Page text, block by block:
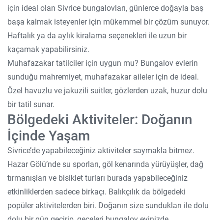
için ideal olan Sivrice bungalovları, günlerce doğayla baş
başa kalmak isteyenler için mükemmel bir çözüm sunuyor.
Haftalık ya da aylık kiralama seçenekleri ile uzun bir
kaçamak yapabilirsiniz.
Muhafazakar tatilciler için uygun mu? Bungalov evlerin
sunduğu mahremiyet, muhafazakar aileler için de ideal.
Özel havuzlu ve jakuzili suitler, gözlerden uzak, huzur dolu
bir tatil sunar.
Bölgedeki Aktiviteler: Doğanın
İçinde Yaşam
Sivrice’de yapabileceğiniz aktiviteler saymakla bitmez.
Hazar Gölü’nde su sporları, göl kenarında yürüyüşler, dağ
tırmanışları ve bisiklet turları burada yapabileceğiniz
etkinliklerden sadece birkaçı. Balıkçılık da bölgedeki
popüler aktivitelerden biri. Doğanın size sundukları ile dolu